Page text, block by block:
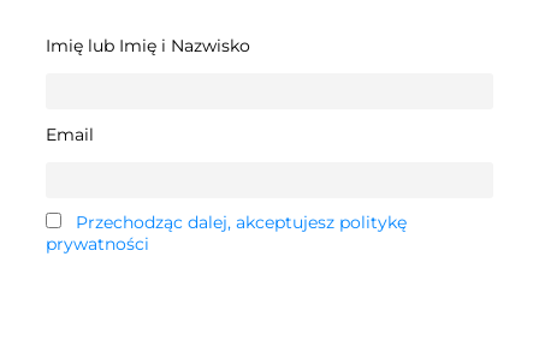
Imię lub Imię i Nazwisko
Email
Przechodząc dalej, akceptujesz politykę
prywatności